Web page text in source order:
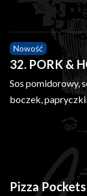
Nowość
32. PORK &
Sos pomidorowy,
boczek,
Pizza Pockets